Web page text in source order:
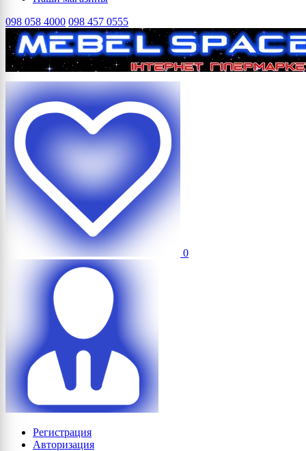
098 058 4000 098 457 0555
0
Регистрация
Авторизация